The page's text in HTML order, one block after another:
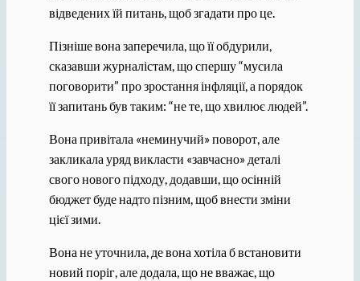
відведених їй питань, щоб згадати про це.
Пізніше вона заперечила, що її обдурили,
сказавши журналістам, що спершу “мусила
поговорити” про зростання інфляції, а порядок
її запитань був таким: “не те, що хвилює людей”.
Вона привітала «неминучий» поворот, але
закликала уряд викласти «завчасно» деталі
свого нового підходу, додавши, що осінній
бюджет буде надто пізним, щоб внести зміни
цієї зими.
Вона не уточнила, де вона хотіла б встановити
новий поріг, але додала, що не вважає, що